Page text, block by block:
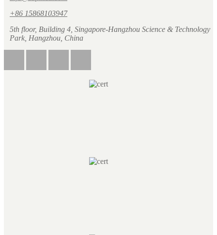
+86 15868103947
5th floor, Building 4, Singapore-Hangzhou Science & Technology
Park, Hangzhou, China